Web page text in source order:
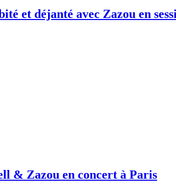
et déjanté avec Zazou en
& Zazou en concert à Paris